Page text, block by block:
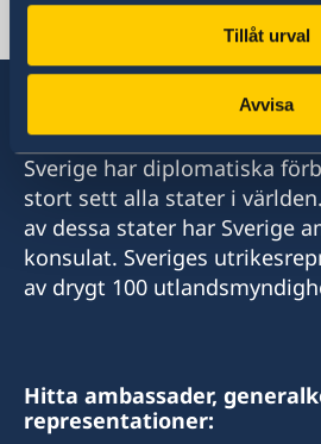
Tillåt urval
Avvisa
Social media
Sverige har diplomatiska
stort sett alla stater i
av dessa stater har Sverige
konsulat. Sveriges
av drygt 100
Hitta ambassader,
representationer: